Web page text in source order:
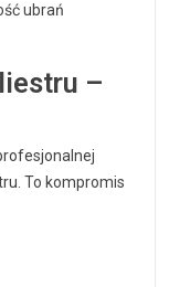
ubrań
–
To kompromis